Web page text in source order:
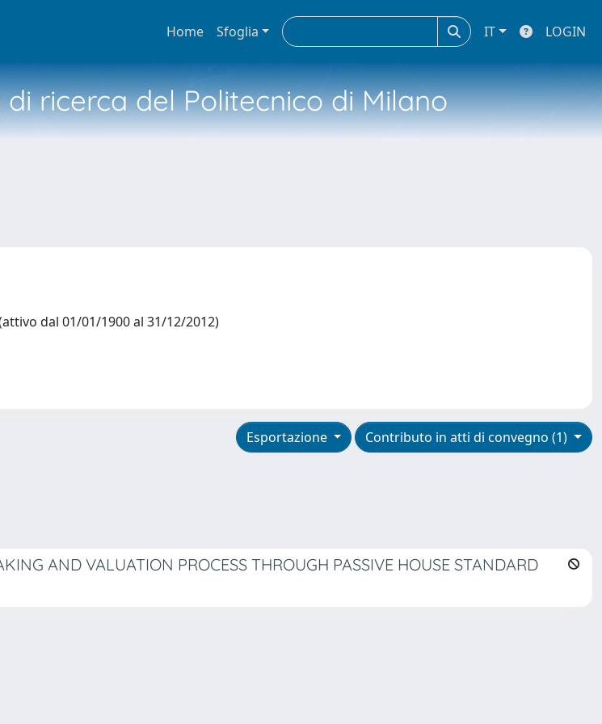
Home Sfoglia IT LOGIN
ricerca del Politecnico di Milano
(attivo dal 01/01/1900 al 31/12/2012)
Contributo in atti di convegno (1)
Esportazione
AND VALUATION PROCESS THROUGH PASSIVE HOUSE STANDARD